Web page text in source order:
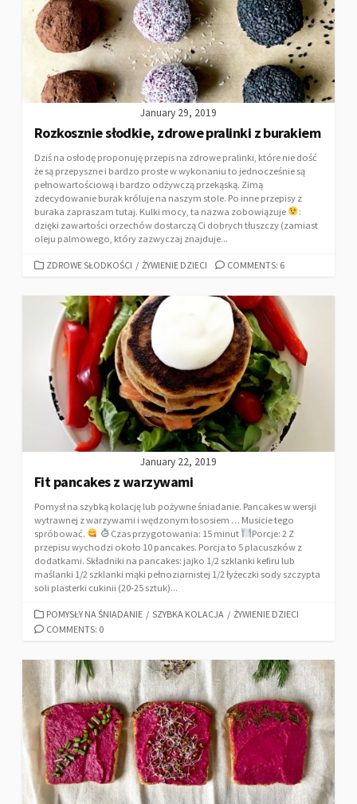
January 29, 2019
Rozkosznie słodkie, zdrowe pralinki z burakiem
Dziś na osłodę proponuję przepis na zdrowe pralinki, które nie dość
że są przepyszne i bardzo proste w wykonaniu to jednocześnie są
pełnowartościową i bardzo odżywczą przekąską. Zimą
zdecydowanie burak króluje na naszym stole. Po inne przepisy z
buraka zapraszam tutaj. Kulki mocy, ta nazwa zobowiązuje
:
dzięki zawartości orzechów dostarczą Ci dobrych tłuszczy (zamiast
oleju palmowego, który zazwyczaj znajduje...
ZDROWE SŁODKOŚCI / ŻYWIENIE DZIECI COMMENTS: 6
January 22, 2019
Fit pancakes z warzywami
Pomysł na szybką kolację lub pożywne śniadanie. Pancakes w wersji
wytrawnej z warzywami i wędzonym łososiem … Musicie tego
spróbować.
Czas przygotowania: 15 minut
Porcje: 2 Z
przepisu wychodzi około 10 pancakes. Porcja to 5 placuszków z
dodatkami. Składniki na pancakes: jajko 1/2 szklanki kefiru lub
maślanki 1/2 szklanki mąki pełnoziarnistej 1/2 łyżeczki sody szczypta
soli plasterki cukinii (20-25 sztuk)...
POMYSŁY NA ŚNIADANIE / SZYBKA KOLACJA / ŻYWIENIE DZIECI
COMMENTS: 0